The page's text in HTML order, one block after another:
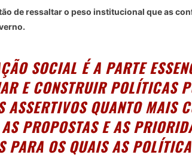
de ressaltar o peso institucional que as
SOCIAL É A PARTE
E CONSTRUIR POLÍTICAS
ASSERTIVOS QUANTO MAIS
PROPOSTAS E AS
PARA OS QUAIS AS